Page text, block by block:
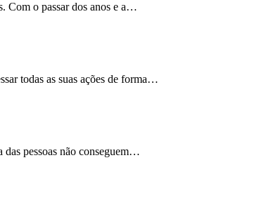
Com o passar dos anos e a…
todas as suas ações de forma…
das pessoas não conseguem…